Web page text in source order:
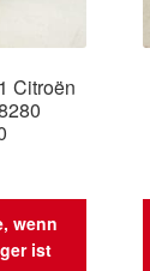
Citroën
wenn
ist